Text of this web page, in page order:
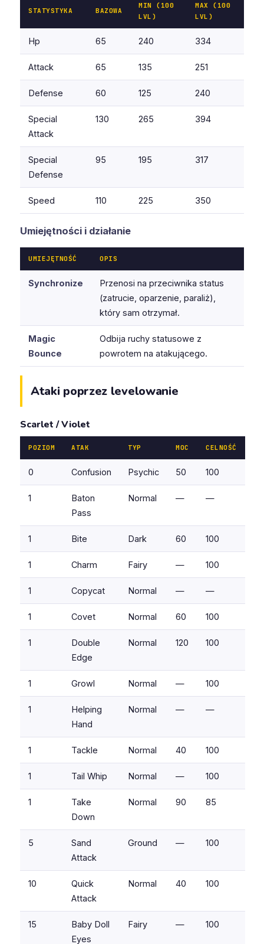
STATYSTYKA BAZOWA
MIN (100
LVL)
MAX (100
LVL)
Hp 65 240 334
Attack 65 135 251
Defense 60 125 240
Special
Attack
130 265 394
Special
Defense
95 195 317
Speed 110 225 350
Umiejętności i działanie
UMIEJĘTNOŚĆ OPIS
Synchronize
Przenosi na przeciwnika status
(zatrucie, oparzenie, paraliż),
który sam otrzymał.
Magic
Bounce
Odbija ruchy statusowe z
powrotem na atakującego.
Ataki poprzez levelowanie
Scarlet / Violet
POZIOM ATAK TYP MOC CELNOŚĆ
0 Confusion Psychic 50 100
1
Baton
Pass
Normal — —
1 Bite Dark 60 100
1 Charm Fairy — 100
1 Copycat Normal — —
1 Covet Normal 60 100
1
Double
Edge
Normal 120 100
1 Growl Normal — 100
1
Helping
Hand
Normal — —
1 Tackle Normal 40 100
1 Tail Whip Normal — 100
1
Take
Down
Normal 90 85
5
Sand
Attack
Ground — 100
10
Quick
Attack
Normal 40 100
15
Baby Doll
Eyes
Fairy — 100